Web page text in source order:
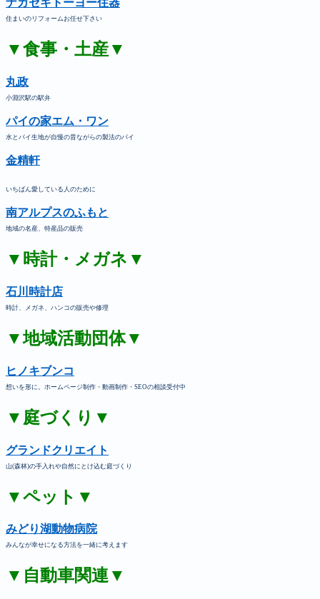
ナガセキトーヨー住器
住まいのリフォームお任せ下さい
▼食事・土産▼
丸政
小淵沢駅の駅弁
パイの家エム・ワン
水とパイ生地が自慢の昔ながらの製法のパイ
金精軒
いちばん愛している人のために
南アルプスのふもと
地域の名産、特産品の販売
▼時計・メガネ▼
石川時計店
時計、メガネ、ハンコの販売や修理
▼地域活動団体▼
ヒノキブンコ
想いを形に。ホームページ制作・動画制作・SEOの相談受付中
▼庭づくり▼
グランドクリエイト
山(森林)の手入れや自然にとけ込む庭づくり
▼ペット▼
みどり湖動物病院
みんなが幸せになる方法を一緒に考えます
▼自動車関連▼